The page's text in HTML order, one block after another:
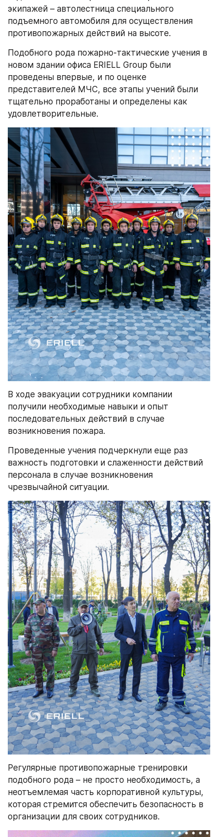
экипажей – автолестница специального
подъемного автомобиля для осуществления
противопожарных действий на высоте.
Подобного рода пожарно-тактические учения в
новом здании офиса ERIELL Group были
проведены впервые, и по оценке
представителей МЧС, все этапы учений были
тщательно проработаны и определены как
удовлетворительные.
В ходе эвакуации сотрудники компании
получили необходимые навыки и опыт
последовательных действий в случае
возникновения пожара.
Проведенные учения подчеркнули еще раз
важность подготовки и слаженности действий
персонала в случае возникновения
чрезвычайной ситуации.
Регулярные противопожарные тренировки
подобного рода – не просто необходимость, а
неотъемлемая часть корпоративной культуры,
которая стремится обеспечить безопасность в
организации для своих сотрудников.